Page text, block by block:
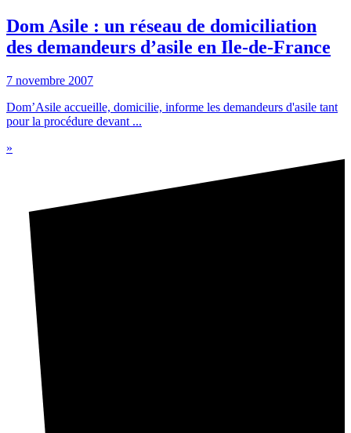
Dom Asile : un réseau de domiciliation
des demandeurs d’asile en Ile-de-France
7 novembre 2007
Dom’Asile accueille, domicilie, informe les demandeurs d'asile tant
pour la procédure devant ...
»